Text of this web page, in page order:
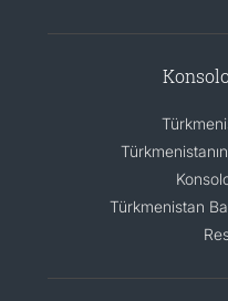
Türkmenistan